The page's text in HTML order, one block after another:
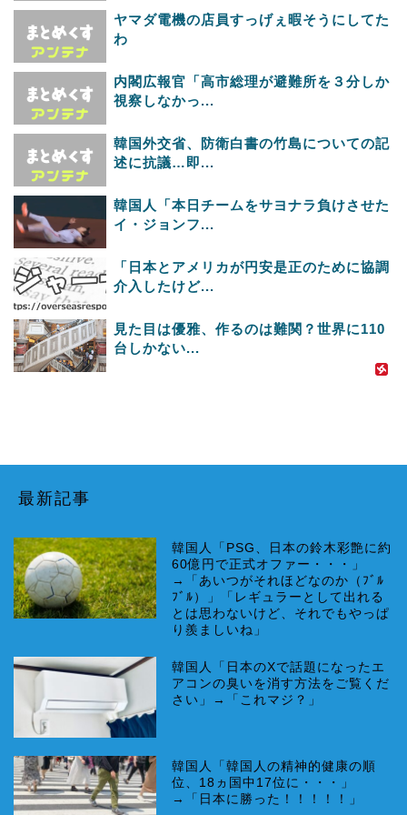
ヤマダ電機の店員すっげぇ暇そうにしてた
わ
内閣広報官「高市総理が避難所を３分しか
視察しなかっ...
韓国外交省、防衛白書の竹島についての記
述に抗議…即...
韓国人「本日チームをサヨナラ負けさせた
イ・ジョンフ...
「日本とアメリカが円安是正のために協調
介入したけど...
見た目は優雅、作るのは難関？世界に110
台しかない...
最新記事
韓国人「PSG、日本の鈴木彩艶に約
60億円で正式オファー・・・」
→「あいつがそれほどなのか（ﾌﾞﾙ
ﾌﾞﾙ）」「レギュラーとして出れる
とは思わないけど、それでもやっぱ
り羨ましいね」
韓国人「日本のXで話題になったエ
アコンの臭いを消す方法をご覧くだ
さい」→「これマジ？」
韓国人「韓国人の精神的健康の順
位、18ヵ国中17位に・・・」
→「日本に勝った！！！！！」